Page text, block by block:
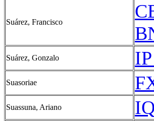
Suárez, Francisco
Suárez, Gonzalo
Suasoriae
Suassuna, Ariano